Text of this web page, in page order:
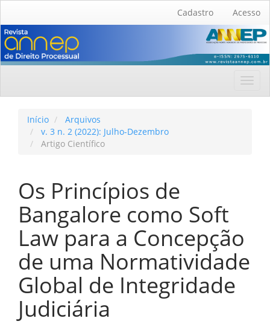
Conteúdo
principal
Barra
Lateral
Cadastro Acesso
Início
Arquivos
v. 3 n. 2 (2022): Julho-Dezembro
Artigo Científico
Os Princípios de
Bangalore como Soft
Law para a Concepção
de uma Normatividade
Global de Integridade
Judiciária